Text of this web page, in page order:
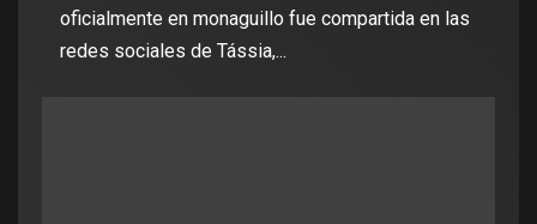
oficialmente en monaguillo fue compartida en las
redes sociales de Tássia,...